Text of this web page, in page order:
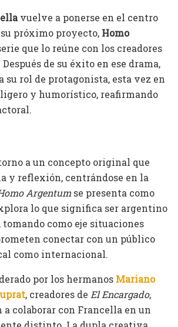
vuelve a ponerse en el centro
próximo proyecto, Homo
que lo reúne con los creadores
Después de su éxito en ese drama,
su rol de protagonista, esta vez en
y humorístico, reafirmando
a un concepto original que
y reflexión, centrándose en la
Argentum se presenta como
lo que significa ser argentino
como eje situaciones
conectar con un público
como internacional.
por los hermanos Mariano
, creadores de El Encargado,
colaborar con Francella en un